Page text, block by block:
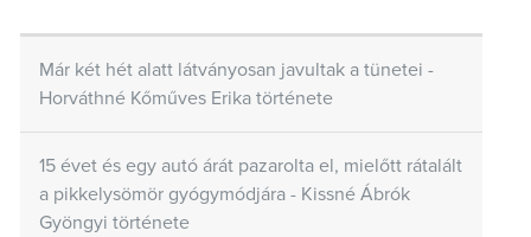
Már két hét alatt látványosan javultak a tünetei -
Horváthné Kőműves Erika története
15 évet és egy autó árát pazarolta el, mielőtt rátalált
a pikkelysömör gyógymódjára - Kissné Ábrók
Gyöngyi története